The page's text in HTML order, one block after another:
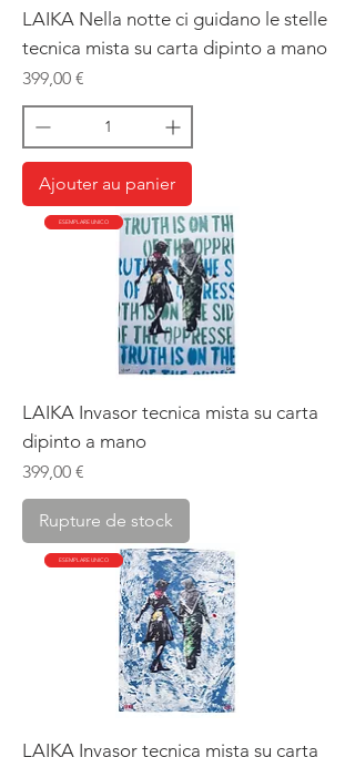
LAIKA Nella notte ci guidano le stelle
tecnica mista su carta dipinto a mano
Prix
399,00 €
Ajouter au panier
ESEMPLARE UNICO
LAIKA Invasor tecnica mista su carta
dipinto a mano
Prix
399,00 €
Rupture de stock
ESEMPLARE UNICO
LAIKA Invasor tecnica mista su carta